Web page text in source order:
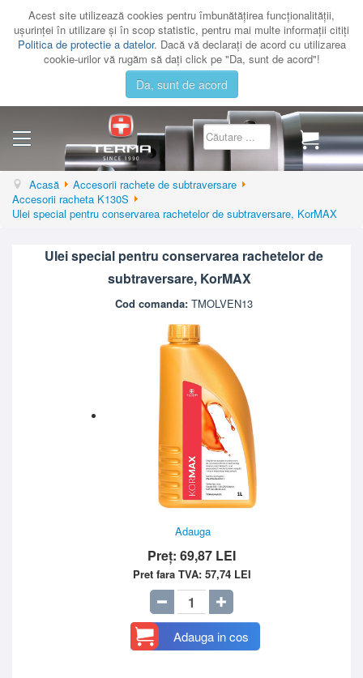
Acest site utilizează cookies pentru îmbunătăţirea funcţionalităţii,
uşurinţei în utilizare şi în scop statistic, pentru mai multe informaţii citiţi
Politica de protectie a datelor. Dacă vă declaraţi de acord cu utilizarea
cookie-urilor vă rugăm să daţi click pe "Da, sunt de acord"!
Da, sunt de acord
CATEGORII
CATALOAGE
Acasă
Accesorii rachete de subtraversare
Accesorii racheta K130S
Ulei special pentru conservarea rachetelor de subtraversare, KorMAX
Ulei special pentru conservarea rachetelor de
subtraversare, KorMAX
Cod comanda: TMOLVEN13
Adauga
Preț:69,87 LEI
Pret fara TVA: 57,74 LEI
Adauga in cos